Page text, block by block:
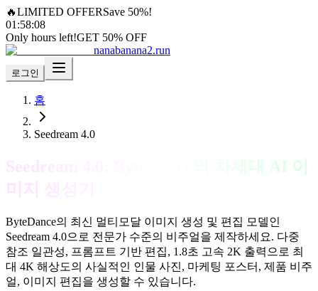
🔥LIMITED OFFERSave 50%!
01 :58:06
Only hours left!GET 50% OFF
nanabanana2.run
로그인
홈
Seedream 4.0
Seedream 4.0: ByteDance의 차세대 AI 이
미지 생성기
ByteDance의 최신 멀티모달 이미지 생성 및 편집 모델인
Seedream 4.0으로 전문가 수준의 비주얼을 제작하세요. 다중
참조 일관성, 프롬프트 기반 편집, 1.8초 고속 2K 출력으로 최
대 4K 해상도의 사실적인 인물 사진, 마케팅 포스터, 제품 비주
얼, 이미지 편집을 생성할 수 있습니다.